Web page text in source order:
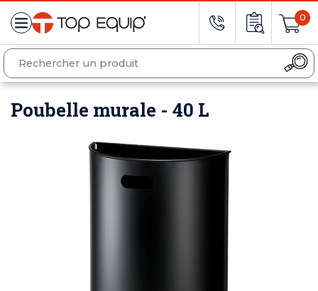
0
Poubelle murale - 40 L